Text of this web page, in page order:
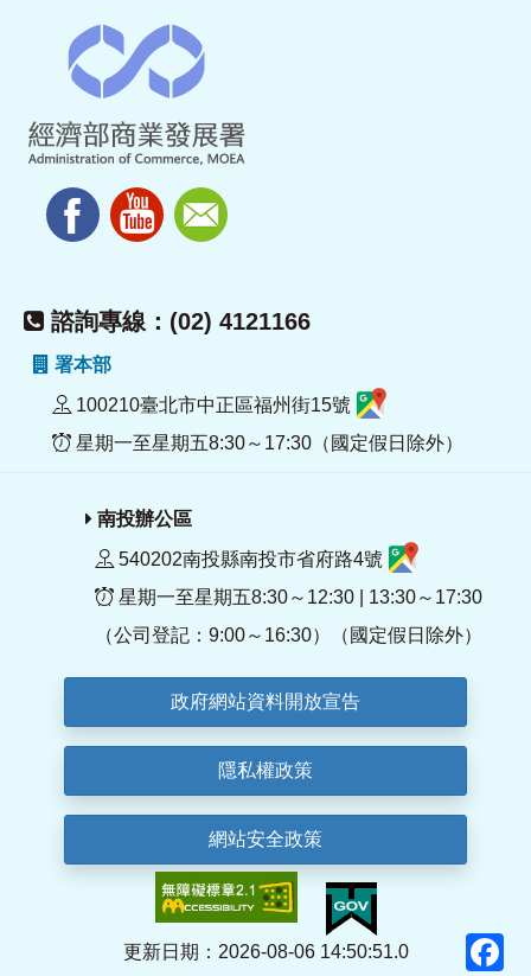
諮詢專線：(02) 4121166
署本部
100210臺北市中正區福州街15號
星期一至星期五8:30～17:30（國定假日除外）
南投辦公區
540202南投縣南投市省府路4號
星期一至星期五8:30～12:30 | 13:30～17:30
（公司登記：9:00～16:30）（國定假日除外）
政府網站資料開放宣告
隱私權政策
網站安全政策
更新日期：2026-08-06 14:50:51.0